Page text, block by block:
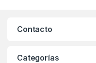
Contacto
Categorías